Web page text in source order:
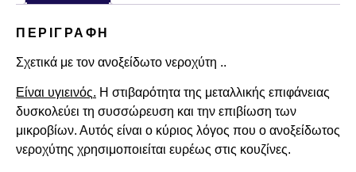
ΠΕΡΙΓΡΑΦΉ
Σχετικά με τον ανοξείδωτο νεροχύτη ..
Είναι υγιεινός. Η στιβαρότητα της μεταλλικής επιφάνειας
δυσκολεύει τη συσσώρευση και την επιβίωση των
μικροβίων. Αυτός είναι ο κύριος λόγος που ο ανοξείδωτος
νεροχύτης χρησιμοποιείται ευρέως στις κουζίνες.